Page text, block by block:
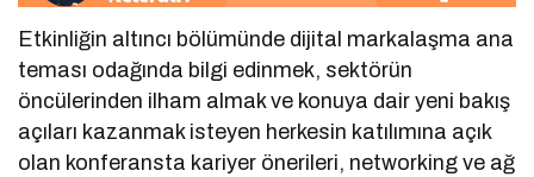
Etkinliğin altıncı bölümünde dijital markalaşma ana
teması odağında bilgi edinmek, sektörün
öncülerinden ilham almak ve konuya dair yeni bakış
açıları kazanmak isteyen herkesin katılımına açık
olan konferansta kariyer önerileri, networking ve ağ